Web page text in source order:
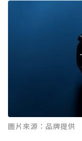
圖片來源：品牌提供